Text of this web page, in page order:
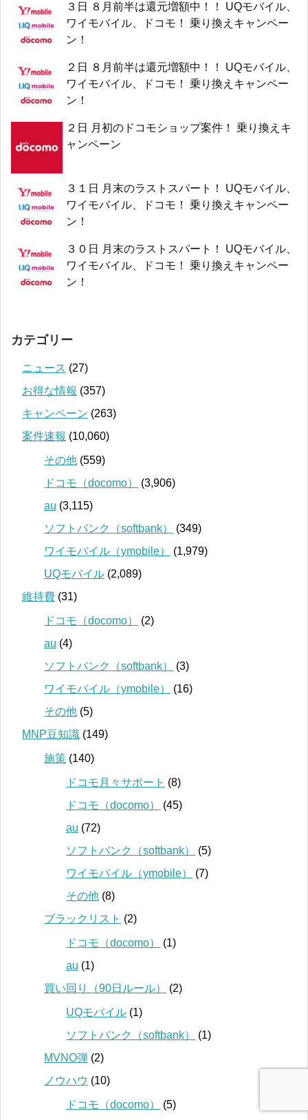
３日 ８月前半は還元増額中！！ UQモバイル、
ワイモバイル、ドコモ！ 乗り換えキャンペー
ン！
２日 ８月前半は還元増額中！！ UQモバイル、
ワイモバイル、ドコモ！ 乗り換えキャンペー
ン！
２日 月初のドコモショップ案件！ 乗り換えキ
ャンペーン
３１日 月末のラストスパート！ UQモバイル、
ワイモバイル、ドコモ！ 乗り換えキャンペー
ン！
３０日 月末のラストスパート！ UQモバイル、
ワイモバイル、ドコモ！ 乗り換えキャンペー
ン！
カテゴリー
ニュース (27)
お得な情報 (357)
キャンペーン (263)
案件速報 (10,060)
その他 (559)
ドコモ（docomo）
(3,906)
au (3,115)
ソフトバンク（softbank）
(349)
ワイモバイル（ymobile）
(1,979)
UQモバイル (2,089)
維持費 (31)
ドコモ（docomo）
(2)
au (4)
ソフトバンク（softbank）
(3)
ワイモバイル（ymobile）
(16)
その他 (5)
MNP豆知識 (149)
施策 (140)
ドコモ月々サポート (8)
ドコモ（docomo）
(45)
au (72)
ソフトバンク（softbank）
(5)
ワイモバイル（ymobile）
(7)
その他 (8)
ブラックリスト (2)
ドコモ（docomo）
(1)
au (1)
買い回り（90日ルール）
(2)
UQモバイル (1)
ソフトバンク（softbank）
(1)
MVNO弾 (2)
ノウハウ (10)
ドコモ（docomo） (5)